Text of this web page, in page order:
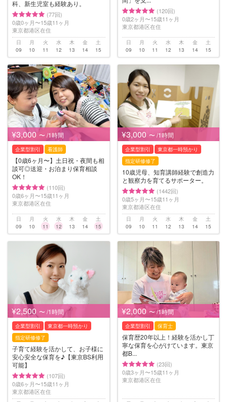
科、新生児室も経験あり。
(77回)
0歳0ヶ月〜15歳11ヶ月
東京都港区在住
日
09
月
10
火
11
水
12
木
13
金
14
土
15
(120回)
0歳2ヶ月〜15歳11ヶ月
東京都港区在住
日
09
月
10
火
11
水
12
木
13
金
14
土
15
¥3,000 〜 /1時間
企業型割引 看護師
【0歳6ヶ月〜】土日祝・夜間も相
談可◎送迎・お泊まり保育相談
OK！
(110回)
0歳6ヶ月〜15歳11ヶ月
東京都港区在住
日
09
月
10
火
11
水
12
木
13
金
14
土
15
¥3,000 〜 /1時間
企業型割引
東京都一時預かり
指定研修修了
10歳児母、知育講師経験で創造力
と観察力を育てるサポーター。
(1442回)
0歳5ヶ月〜15歳11ヶ月
東京都港区在住
日
09
月
10
火
11
水
12
木
13
金
14
土
15
¥2,500 〜 /1時間
企業型割引
東京都一時預かり
指定研修修了
子育て経験を活かして、お子様に
安心安全な保育を♪【東京BS利用
可能】
(107回)
0歳6ヶ月〜15歳11ヶ月
東京都港区在住
¥2,000 〜 /1時間
企業型割引 保育士
保育歴20年以上！経験を活かし丁
寧な保育を心がけています。東京
都B...
(23回)
0歳3ヶ月〜15歳11ヶ月
東京都港区在住